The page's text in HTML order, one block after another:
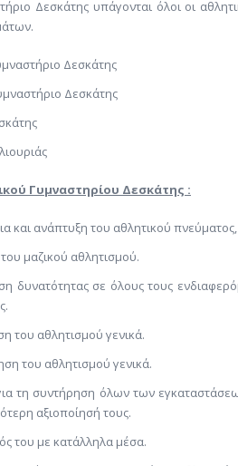
Δεσκάτης υπάγονται όλοι οι
Δεσκάτης
Δεσκάτης
Γυμναστηρίου Δεσκάτης :
και ανάπτυξη του αθλητικού
μαζικού αθλητισμού.
δυνατότητας σε όλους τους
του αθλητισμού γενικά.
του αθλητισμού γενικά.
τη συντήρηση όλων των
αξιοποίησή τους.
του με κατάλληλα μέσα.